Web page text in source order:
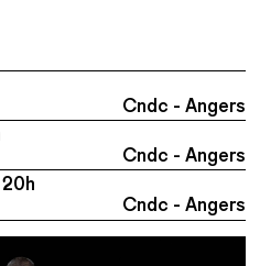
Cndc - Angers
Cndc - Angers
20h
Cndc - Angers